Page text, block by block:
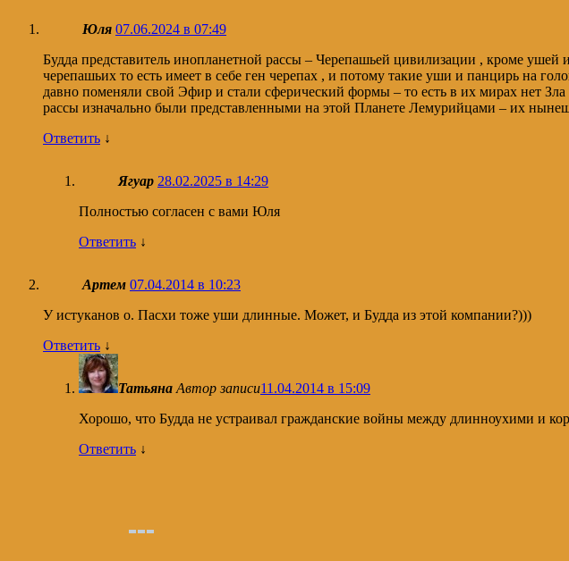
Юля 07.06.2024 в 07:49
Будда представитель инопланетной рассы – Черепашьей цивилизации , кроме
черепашьих то есть имеет в себе ген черепах , и потому такие уши и панцирь на
давно поменяли свой Эфир и стали сферический формы – то есть в их мирах нет
рассы изначально были представленными на этой Планете Лемурийцами – их
Ответить ↓
Ягуар 28.02.2025 в 14:29
Полностью согласен с вами Юля
Ответить ↓
Артем 07.04.2014 в 10:23
У истуканов о. Пасхи тоже уши длинные. Может, и Будда из этой компании?)))
Ответить ↓
Татьяна Автор записи11.04.2014 в 15:09
Хорошо, что Будда не устраивал гражданские войны между длинноухими и
Ответить ↓